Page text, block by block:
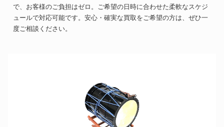
で、お客様のご負担はゼロ。ご希望の日時に合わせた柔軟なスケジ
ュールで対応可能です。安心・確実な買取をご希望の方は、ぜひ一
度ご相談ください。